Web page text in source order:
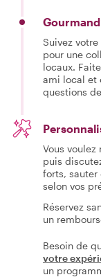
Suivez
pour une
locaux.
ami local et
questions
Vous
puis
forts, sauter
selon vos
Réservez
un
Besoin de
votre
un